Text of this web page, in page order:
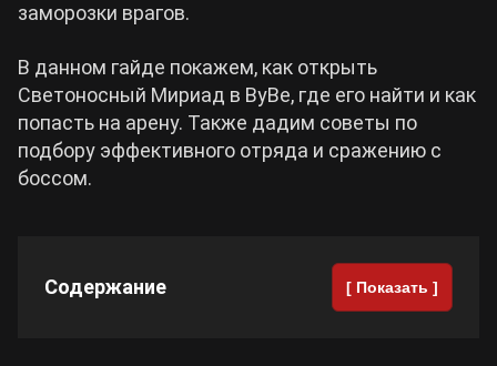
Cyberpunk 2077
Все игры
заморозки врагов.
В данном гайде покажем, как открыть
Светоносный Мириад в ВуВе, где его найти и как
попасть на арену. Также дадим советы по
подбору эффективного отряда и сражению с
боссом.
Содержание [ Показать ]